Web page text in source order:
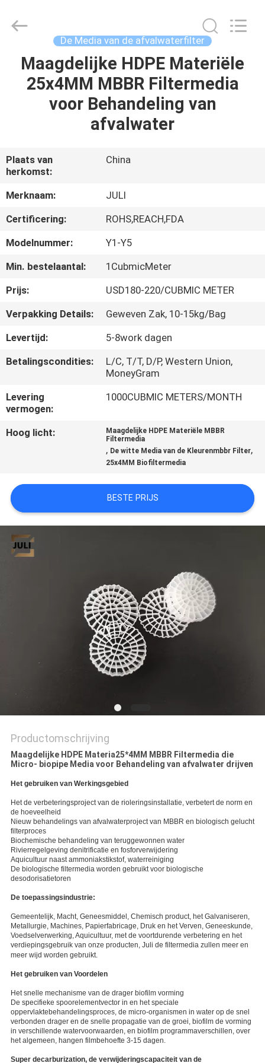
THUIS
PRODUCTEN
ONS
FABRIEKSTOCHT
KWALITEITSCONTROLE
NEEM
CONTACT
MET
ONS
OP
VRAAG
EEN
OFFERTE
PRIVACYBELEID
Rights
De Media van de afvalwaterfilter
Maagdelijke HDPE Materiële
25x4MM MBBR Filtermedia
voor Behandeling van
afvalwater
Plaats van
herkomst:
China
Merknaam:
JULI
Certificering:
ROHS,REACH,FDA
Modelnummer:
Y1-Y5
Min. bestelaantal:
1CubmicMeter
Prijs:
USD180-220/CUBMIC METER
Verpakking Details:
Geweven Zak, 10-15kg/Bag
Levertijd:
5-8work dagen
Betalingscondities:
L/C, T/T, D/P, Western Union,
MoneyGram
Levering
vermogen:
1000CUBMIC METERS/MONTH
Hoog licht:
Maagdelijke HDPE Materiële MBBR
Filtermedia
, De witte Media van de Kleurenmbbr Filter,
25x4MM Biofiltermedia
BESTE PRIJS
Productomschrijving
Maagdelijke HDPE Materia25*4MM MBBR Filtermedia die
Micro- biopipe Media voor Behandeling van afvalwater drijven
Het gebruiken van Werkingsgebied
Het de verbeteringsproject van de rioleringsinstallatie, verbetert de norm en
de hoeveelheid
Nieuw behandelings van afvalwaterproject van MBBR en biologisch gelucht
filterproces
Biochemische behandeling van teruggewonnen water
Rivierregelgeving denitrificatie en fosforverwijdering
Aquicultuur naast ammoniakstikstof, waterreiniging
De biologische filtermedia worden gebruikt voor biologische
desodorisatietoren
De toepassingsindustrie:
Gemeentelijk, Macht, Geneesmiddel, Chemisch product, het Galvaniseren,
Metallurgie, Machines, Papierfabricage, Druk en het Verven, Geneeskunde,
Voedselverwerking, Aquicultuur, met de voortdurende verbetering en het
verdiepingsgebruik van onze producten, Juli de filtermedia zullen meer en
meer wijd worden gebruikt.
Het gebruiken van Voordelen
Het snelle mechanisme van de drager biofilm vorming
De specifieke spoorelementvector in en het speciale
oppervlaktebehandelingsproces, de micro-organismen in water op de snel
verbonden drager en de snelle propagatie van de groei, biofilm de vorming
in verschillende watervoorwaarden, en biofilm programmaverschillen, over
het algemeen, hangen filmbehoefte 3-15 dagen.
Super decarburization, de verwijderingscapaciteit van de